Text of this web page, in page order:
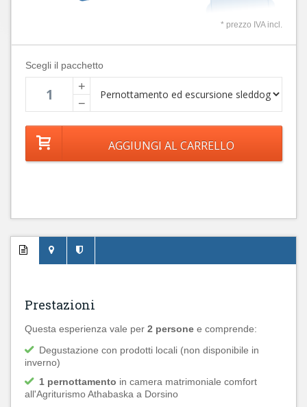
* prezzo IVA incl.
Scegli il pacchetto
+
−
Prestazioni
Questa esperienza vale per 2 persone e comprende:
Degustazione con prodotti locali (non disponibile in
inverno)
1 pernottamento in camera matrimoniale comfort
all'Agriturismo Athabaska a Dorsino